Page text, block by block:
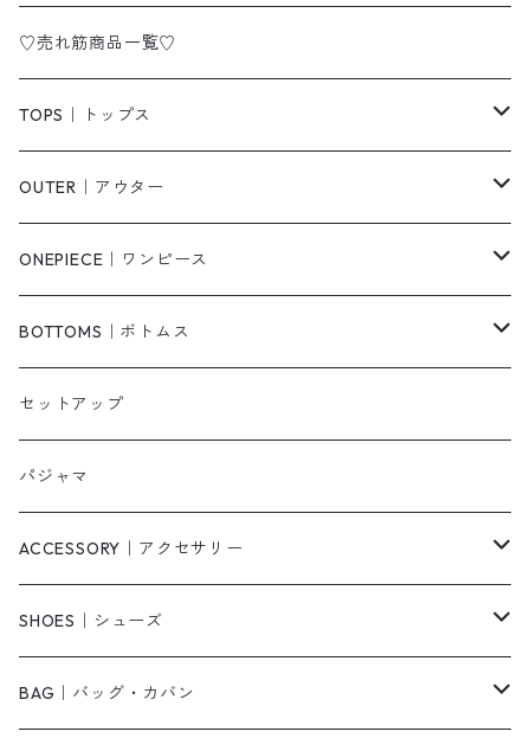
♡売れ筋商品一覧♡
TOPS｜トップス
Tシャツ/カットソー
シャツ/ブラウス
ベスト/チョッキ
タンクトップ/キャミソール
スウェット/パーカー
ニット/セーター
ベアトップ・チューブトップ
その他
OUTER｜アウター
ジャケット/ブルゾン
コート
カーディガン
ダウンコート
その他
ONEPIECE｜ワンピース
柄
無地
ニットワンピース
ロングワンピース
シャツワンピース
キャミワンピース
BOTTOMS｜ボトムス
パンツ・デニム
ショートパンツ
スカート
その他
セットアップ
パジャマ
ACCESSORY｜アクセサリー
ピアス・リング
ネックレス
SHOES｜シューズ
パンプス
BAG｜バッグ・カバン